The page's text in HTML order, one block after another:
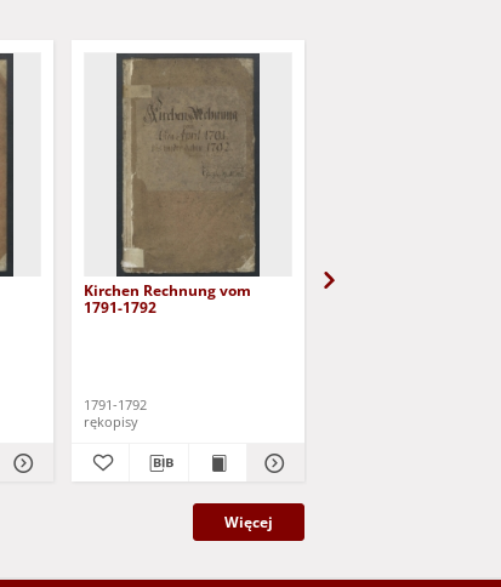
Kirchen Rechnung vom
1791-1792
1791-1792
rękopisy
Więcej